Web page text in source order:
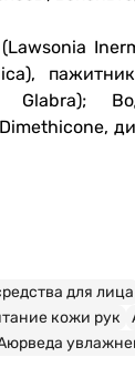
для лица
кожи рук